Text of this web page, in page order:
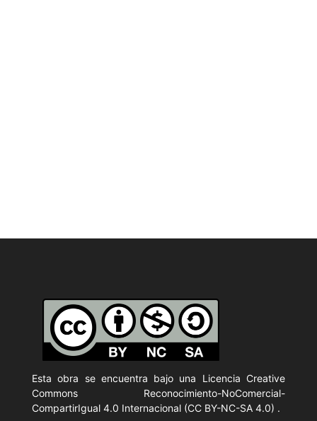
Esta obra se encuentra bajo una Licencia Creative
Commons Reconocimiento-NoComercial-
CompartirIgual 4.0 Internacional (CC BY-NC-SA 4.0) .